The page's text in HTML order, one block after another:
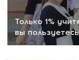
Только 1%
вы